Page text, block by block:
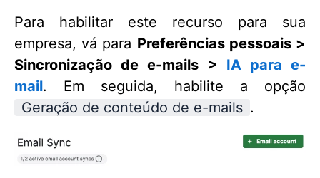
Para habilitar este recurso para sua
empresa, vá para Preferências pessoais >
Sincronização de e-mails > IA para e-
mail. Em seguida, habilite a opção
Geração de conteúdo de e-mails .